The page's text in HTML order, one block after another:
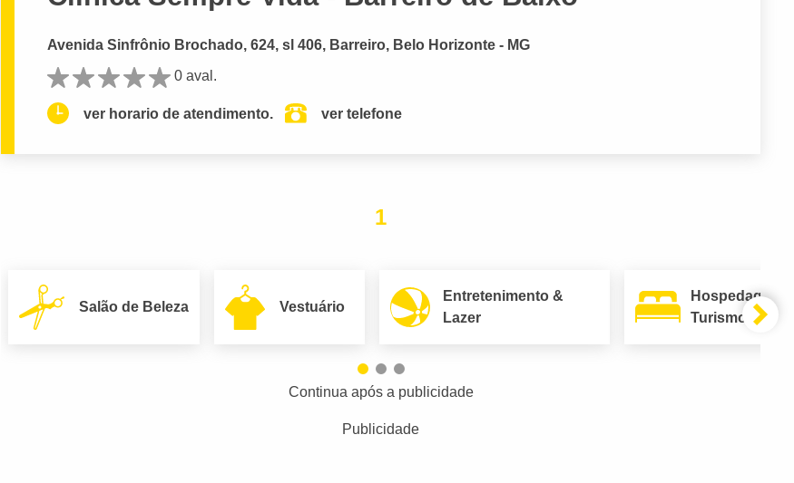
Avenida Sinfrônio Brochado, 624, sl 406, Barreiro, Belo Horizonte - MG
0 aval.
ver horario de atendimento. ver telefone
1
Salão de Beleza Vestuário
Entretenimento &
Lazer
Hospedagem
Turismo
Continua após a publicidade
Publicidade